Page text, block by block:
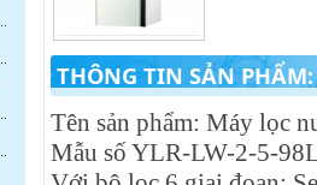
THÔNG TIN SẢN PHẨM:
Tên sản phẩm: Máy lọc
Mẫu số YLR-LW-2-5-